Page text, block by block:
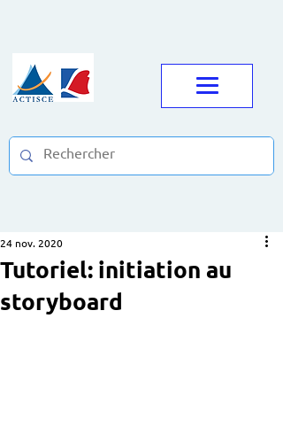
Tutoriel: initiation au
storyboard
24 nov. 2020